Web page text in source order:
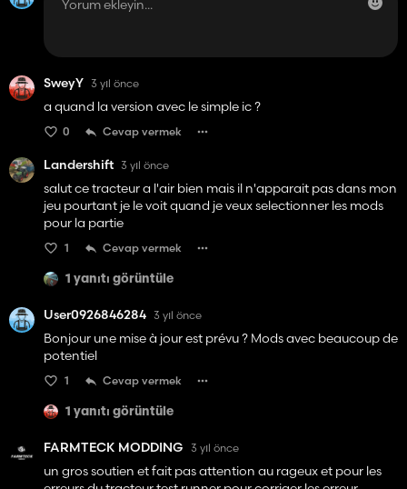
SweyY 3 yıl önce
a quand la version avec le simple ic ?
0 Cevap vermek
Landershift 3 yıl önce
salut ce tracteur a l'air bien mais il n'apparait pas dans mon
jeu pourtant je le voit quand je veux selectionner les mods
pour la partie
1 Cevap vermek
1 yanıtı görüntüle
User0926846284 3 yıl önce
Bonjour une mise à jour est prévu ? Mods avec beaucoup de
potentiel
1 Cevap vermek
1 yanıtı görüntüle
FARMTECK MODDING 3 yıl önce
un gros soutien et fait pas attention au rageux et pour les